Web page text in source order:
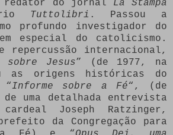
do jornal La Stampa
Tuttolibri . Passou a
profundo investigador do
especial do catolicismo.
repercussão internacional,
sobre Jesus” (de 1977, na
as origens históricas do
“Informe sobre a Fé“, (de
uma detalhada entrevista
Joseph Ratzinger,
prefeito da Congregação para